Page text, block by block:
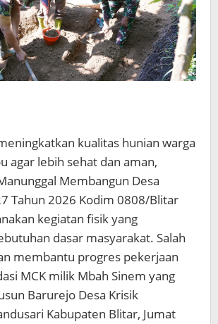
kualitas hunian warga
agar lebih sehat dan aman,
Membangun Desa
Tahun 2026 Kodim 0808/Blitar
kegiatan fisik yang
dasar masyarakat. Salah
membantu progres pekerjaan
MCK milik Mbah Sinem yang
Barurejo Desa Krisik
Kabupaten Blitar, Jumat